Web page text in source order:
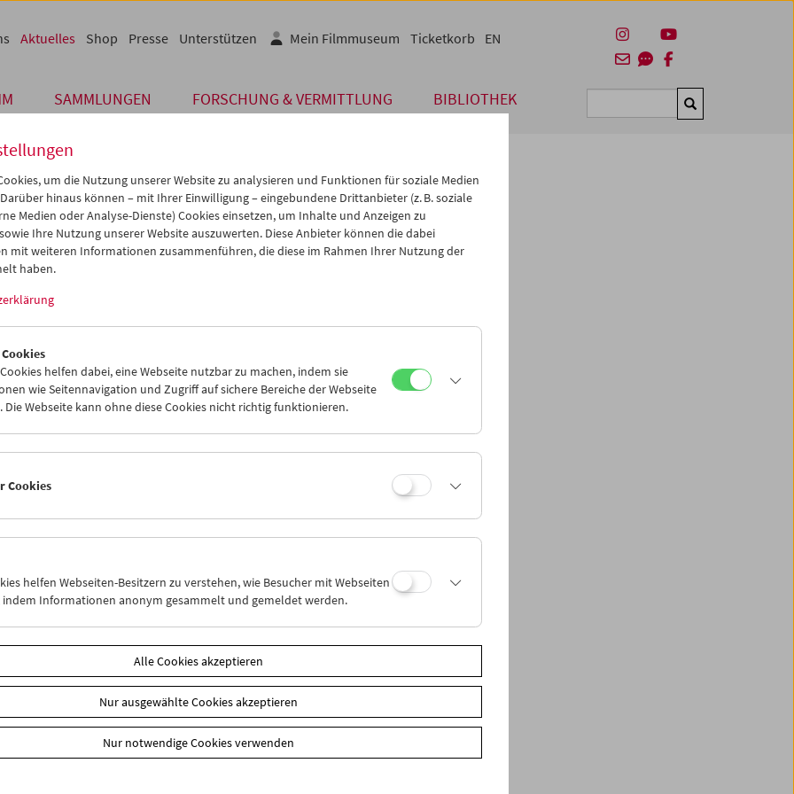
SAMMLUNGEN FORSCHUNG & VERMITTLUNG BIBLIOTHEK Suchen
Aktuelles Shop Presse Unterstützen Mein Filmmuseum Ticketkorb EN
Gäste
März wurde im Rahmen des Vermittlungsprogramms
und SchülerinnenRuth KaaserersFilmGwendolyn(2017) präsentiert.
gab es ein Gespräch mit der Filmemacherin und der Protagonistin
Leick.
zur Übersicht
um die Nutzung unserer Website zu analysieren und Funktionen für soziale Medien
hinaus können – mit Ihrer Einwilligung – eingebundene Drittanbieter (z. B. soziale
Medien oder Analyse-Dienste) Cookies einsetzen, um Inhalte und Anzeigen zu
Ihre Nutzung unserer Website auszuwerten. Diese Anbieter können die dabei
mit weiteren Informationen zusammenführen, die diese im Rahmen Ihrer Nutzung der
haben.
helfen dabei, eine Webseite nutzbar zu machen, indem sie
wie Seitennavigation und Zugriff auf sichere Bereiche der Webseite
Die Webseite kann ohne diese Cookies nicht richtig funktionieren.
Cookies
helfen Webseiten-Besitzern zu verstehen, wie Besucher mit Webseiten
indem Informationen anonym gesammelt und gemeldet werden.
Alle Cookies akzeptieren
Nur ausgewählte Cookies akzeptieren
Nur notwendige Cookies verwenden